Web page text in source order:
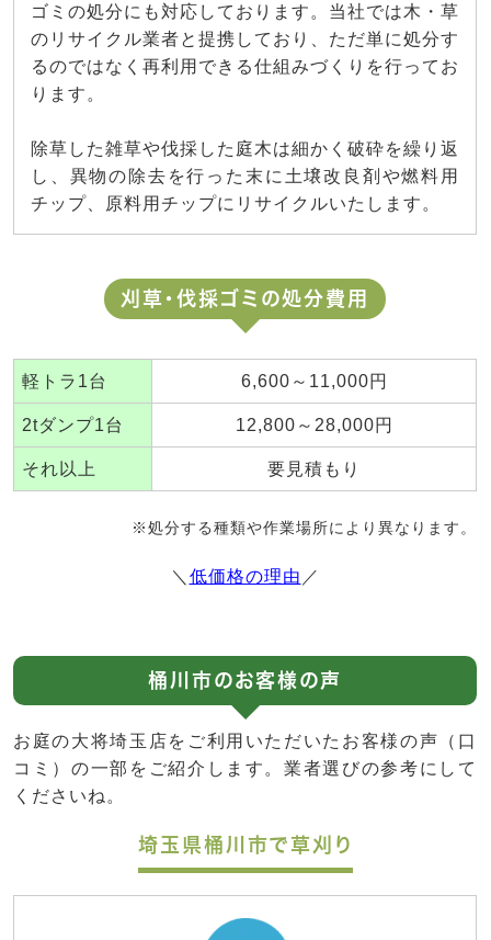
ゴミの処分にも対応しております。当社では木・草
のリサイクル業者と提携しており、ただ単に処分す
るのではなく再利用できる仕組みづくりを行ってお
ります。
除草した雑草や伐採した庭木は細かく破砕を繰り返
し、異物の除去を行った末に土壌改良剤や燃料用
チップ、原料用チップにリサイクルいたします。
刈草・伐採ゴミの処分費用
軽トラ1台 6,600～11,000円
2tダンプ1台 12,800～28,000円
それ以上 要見積もり
※処分する種類や作業場所により異なります。
＼ 低価格の理由 ／
桶川市のお客様の声
お庭の大将埼玉店をご利用いただいたお客様の声（口
コミ）の一部をご紹介します。業者選びの参考にして
くださいね。
埼玉県桶川市で草刈り